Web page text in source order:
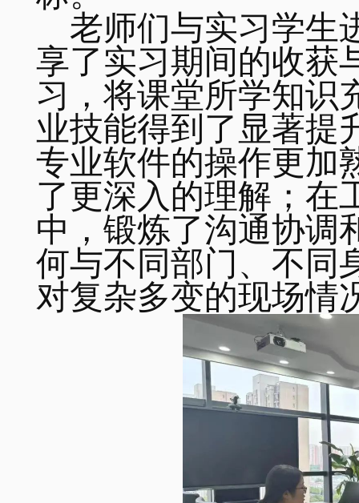
老师们与实习学生
享了实习期间的收获
习，将课堂所学知识
业技能得到了显著提
专业软件的操作更加
了更深入的理解；在
中，锻炼了沟通协调
何与不同部门、不同
对复杂多变的现场情